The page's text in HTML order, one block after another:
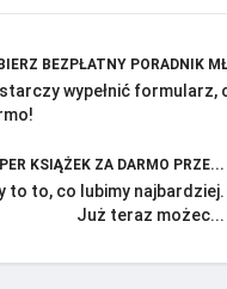
BEZPŁATNY PORADNIK
wypełnić formularz,
KSIĄŻEK ZA DARMO PRZE...
to to, co lubimy najbardziej.
Już teraz możec...